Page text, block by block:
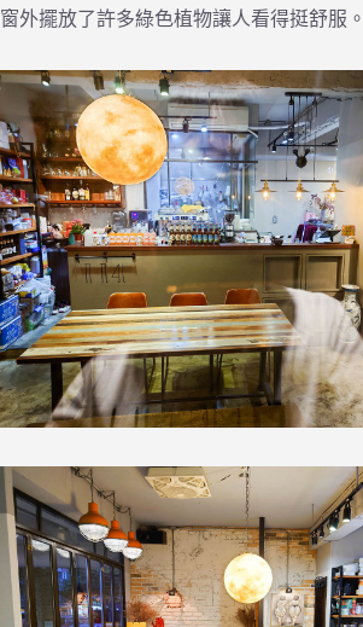
窗外擺放了許多綠色植物讓人看得挺舒服。